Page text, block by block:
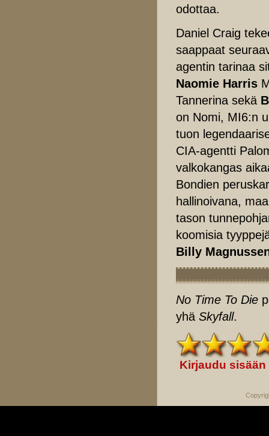
odottaa.
Daniel Craig
saappaat
agentin tarinaa
Naomie Harris
Tannerina sekä
on Nomi, MI6:n
tuon
CIA-agentti
valkokangas
Bondien
hallinoivana,
tason
koomisia
Billy
No Time To Die
yhä Skyfall.
Kirjaudu sisään